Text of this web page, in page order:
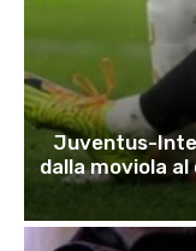
Juventus-
dalla moviola